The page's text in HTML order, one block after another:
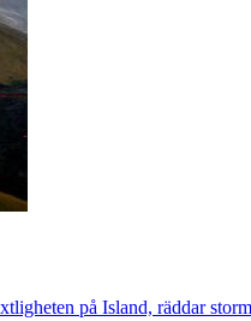
på Island, räddar